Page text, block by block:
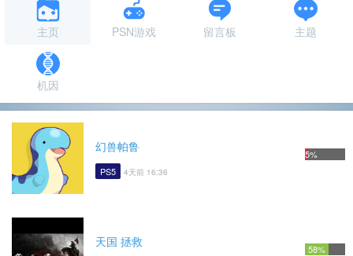
主页 PSN游戏 留言板 主题
机因
幻兽帕鲁
PS5 4天前 16:36
5%
天国 拯救 58%